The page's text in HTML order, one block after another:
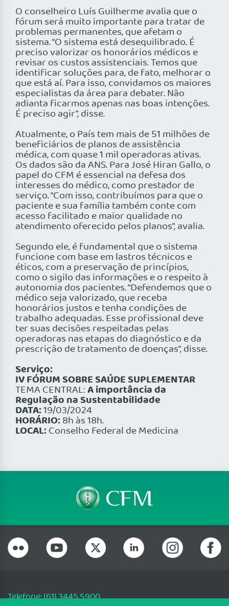
O conselheiro Luís Guilherme avalia que o
fórum será muito importante para tratar de
problemas permanentes, que afetam o
sistema. “O sistema está desequilibrado. É
preciso valorizar os honorários médicos e
revisar os custos assistenciais. Temos que
identificar soluções para, de fato, melhorar o
que está aí. Para isso, convidamos os maiores
especialistas da área para debater. Não
adianta ficarmos apenas nas boas intenções.
É preciso agir”, disse.
Atualmente, o País tem mais de 51 milhões de
beneficiários de planos de assistência
médica, com quase 1 mil operadoras ativas.
Os dados são da ANS. Para José Hiran Gallo, o
papel do CFM é essencial na defesa dos
interesses do médico, como prestador de
serviço. “Com isso, contribuímos para que o
paciente e sua família também conte com
acesso facilitado e maior qualidade no
atendimento oferecido pelos planos”, avalia.
Segundo ele, é fundamental que o sistema
funcione com base em lastros técnicos e
éticos, com a preservação de princípios,
como o sigilo das informações e o respeito à
autonomia dos pacientes. “Defendemos que o
médico seja valorizado, que receba
honorários justos e tenha condições de
trabalho adequadas. Esse profissional deve
ter suas decisões respeitadas pelas
operadoras nas etapas do diagnóstico e da
prescrição de tratamento de doenças”, disse.
Serviço:
IV FÓRUM SOBRE SAÚDE SUPLEMENTAR
TEMA CENTRAL:A importância da
Regulação na Sustentabilidade
DATA:19/03/2024
HORÁRIO:8h às 18h.
LOCAL:Conselho Federal de Medicina
Telefone: (61) 3445 5900